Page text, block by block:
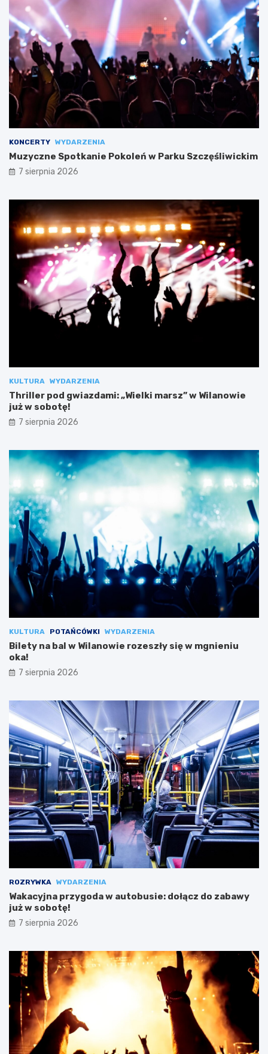
KONCERTY WYDARZENIA
Muzyczne Spotkanie Pokoleń w Parku Szczęśliwickim
7 sierpnia 2026
KULTURA WYDARZENIA
Thriller pod gwiazdami: „Wielki marsz” w Wilanowie
już w sobotę!
7 sierpnia 2026
KULTURA POTAŃCÓWKI WYDARZENIA
Bilety na bal w Wilanowie rozeszły się w mgnieniu
oka!
7 sierpnia 2026
ROZRYWKA WYDARZENIA
Wakacyjna przygoda w autobusie: dołącz do zabawy
już w sobotę!
7 sierpnia 2026